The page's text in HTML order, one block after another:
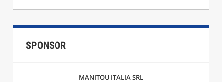
SPONSOR
F.LLI CICCARELLI SRL